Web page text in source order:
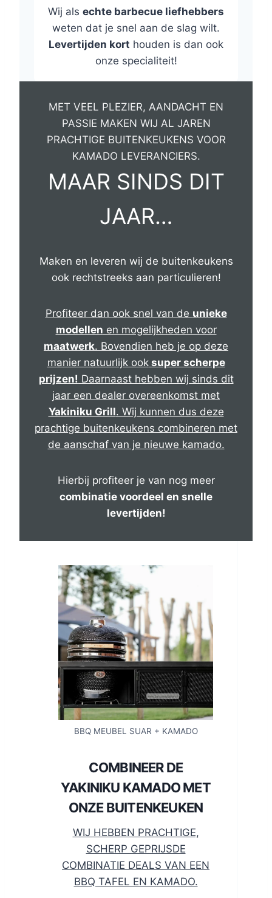
Wij als echte barbecue liefhebbers
weten dat je snel aan de slag wilt.
Levertijden kort houden is dan ook
onze specialiteit!
MET VEEL PLEZIER, AANDACHT EN
PASSIE MAKEN WIJ AL JAREN
PRACHTIGE BUITENKEUKENS VOOR
KAMADO LEVERANCIERS.
MAAR SINDS DIT
JAAR…
Maken en leveren wij de buitenkeukens
ook rechtstreeks aan particulieren!
Profiteer dan ook snel van de unieke
modellen en mogelijkheden voor
maatwerk. Bovendien heb je op deze
manier natuurlijk ooksuper scherpe
prijzen! Daarnaast hebben wij sinds dit
jaar een dealer overeenkomst met
Yakiniku Grill. Wij kunnen dus deze
prachtige buitenkeukens combineren met
de aanschaf van je nieuwe kamado.
Hierbij profiteer je van nog meer
combinatie voordeel en snelle
levertijden!
BBQ MEUBEL SUAR + KAMADO
COMBINEER DE
YAKINIKU KAMADO MET
ONZE BUITENKEUKEN
WIJ HEBBEN PRACHTIGE,
SCHERP GEPRIJSDE
COMBINATIE DEALS VAN EEN
BBQ TAFEL EN KAMADO.